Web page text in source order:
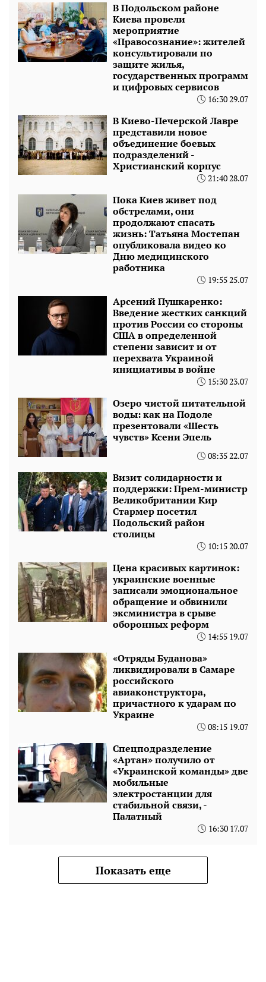
В Подольском районе
Киева провели
мероприятие
«Правосознание»: жителей
консультировали по
защите жилья,
государственных программ
и цифровых сервисов
16:30 29.07
В Киево-Печерской Лавре
представили новое
объединение боевых
подразделений -
Христианский корпус
21:40 28.07
Пока Киев живет под
обстрелами, они
продолжают спасать
жизнь: Татьяна Мостепан
опубликовала видео ко
Дню медицинского
работника
19:55 25.07
Арсений Пушкаренко:
Введение жестких санкций
против России со стороны
США в определенной
степени зависит и от
перехвата Украиной
инициативы в войне
15:30 23.07
Озеро чистой питательной
воды: как на Подоле
презентовали «Шесть
чувств» Ксени Эпель
08:35 22.07
Визит солидарности и
поддержки: Прем-министр
Великобритании Кир
Стармер посетил
Подольский район
столицы
10:15 20.07
Цена красивых картинок:
украинские военные
записали эмоциональное
обращение и обвинили
эксминистра в срыве
оборонных реформ
14:55 19.07
«Отряды Буданова»
ликвидировали в Самаре
российского
авиаконструктора,
причастного к ударам по
Украине
08:15 19.07
Спецподразделение
«Артан» получило от
«Украинской команды» две
мобильные
электростанции для
стабильной связи, -
Палатный
16:30 17.07
Показать еще